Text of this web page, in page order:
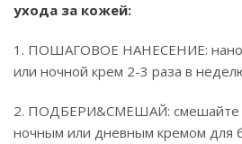
ухода за кожей:
1. ПОШАГОВОЕ НАНЕСЕНИЕ:
или ночной крем 2-3 раза в
2. ПОДБЕРИ&СМЕШАЙ: смешайте
ночным или дневным кремом для